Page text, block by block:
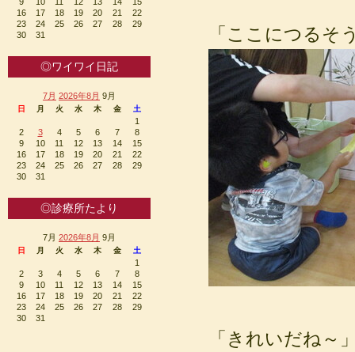
「ここにつるそ
「きれいだね～
16
17 18 19 20 21
22
23
24 25 26 27 28
29
30
31
◎ワイワイ日記
7月 2026年8月 9月
日 月 火 水 木 金 土
1
2
3 4 5 6 7
8
9
10 11 12 13 14
15
16
17 18 19 20 21
22
23
24 25 26 27 28
29
30
31
◎診療所たより
7月 2026年8月 9月
日 月 火 水 木 金 土
1
2
3 4 5 6 7
8
9
10 11 12 13 14
15
16
17 18 19 20 21
22
23
24 25 26 27 28
29
30
31